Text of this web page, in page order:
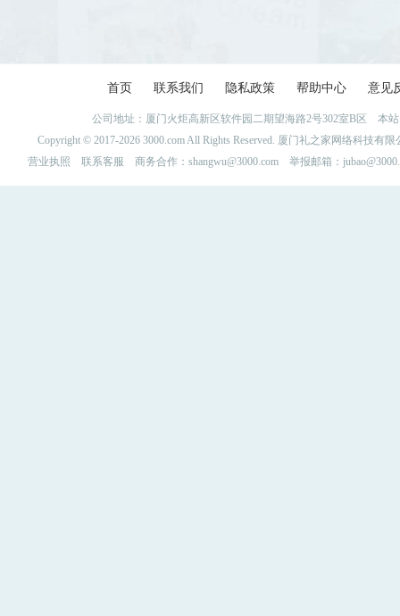
首页 联系我们 隐私政策 帮助中心 意见
公司地址：厦门火炬高新区软件园二期望海路2号302室B区 本
Copyright © 2017-2026 3000.com All Rights Reserved. 厦门礼之家网络科技
营业执照
联系客服 商务合作：shangwu@3000.com 举报邮箱：